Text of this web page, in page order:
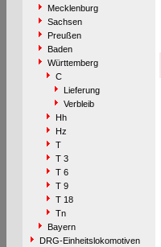
Mecklenburg
Sachsen
Preußen
Baden
Württemberg
C
Lieferung
Verbleib
Hh
Hz
T
T 3
T 6
T 9
T 18
Tn
Bayern
DRG-Einheitslokomotiven